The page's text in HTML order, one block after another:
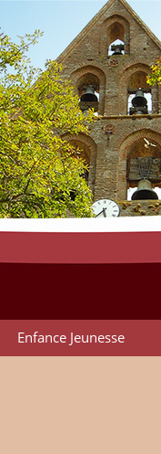
Enfance Jeunesse